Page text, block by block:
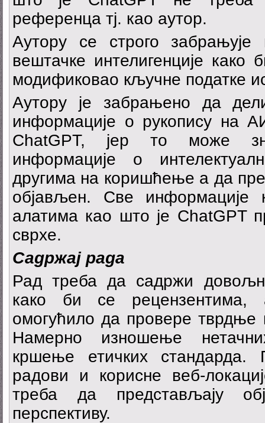
референца тј. као аутор.
Аутору се строго забрањује
вештачке интелигенције
модификовао кључне податке
Аутору је забрањено да
информације о рукопису на
ChatGPT, јер то може
информације о
другима на коришћење а да
објављен. Све
алатима као што је ChatGPT
сврхе.
Садржај рада
Рад треба да садржи
како би се
омогућило да провере тврдње
Намерно изношење
кршење етичких стандарда.
радови и корисне веб-
треба да представљају
перспективу.